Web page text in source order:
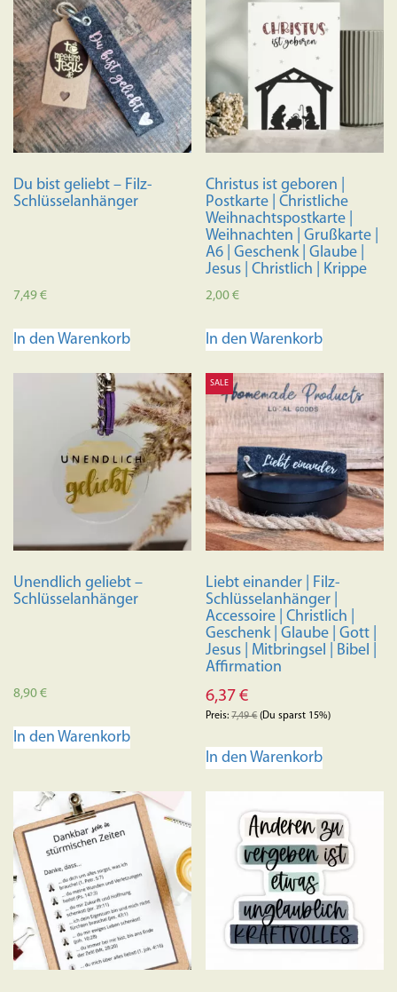
Du bist geliebt – Filz-
Schlüsselanhänger
7,49€
In den Warenkorb
Christus ist geboren |
Postkarte | Christliche
Weihnachtspostkarte |
Weihnachten | Grußkarte |
A6 | Geschenk | Glaube |
Jesus | Christlich | Krippe
2,00€
In den Warenkorb
Unendlich geliebt –
Schlüsselanhänger
8,90€
In den Warenkorb
SALE
Liebt einander | Filz-
Schlüsselanhänger |
Accessoire | Christlich |
Geschenk | Glaube | Gott |
Jesus | Mitbringsel | Bibel |
Affirmation
6,37€
Preis:7,49€(Du sparst 15%)
In den Warenkorb